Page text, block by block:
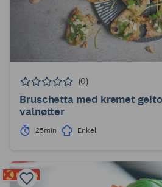
(0)
Bruschetta med kremet
valnøtter
25min Enkel